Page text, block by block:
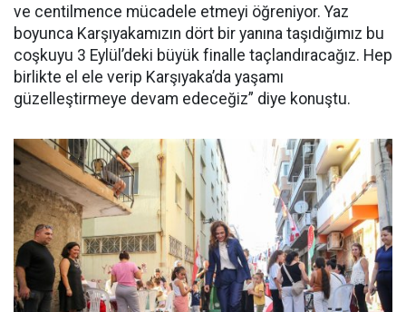
ve centilmence mücadele etmeyi öğreniyor. Yaz
boyunca Karşıyakamızın dört bir yanına taşıdığımız bu
coşkuyu 3 Eylül’deki büyük finalle taçlandıracağız. Hep
birlikte el ele verip Karşıyaka’da yaşamı
güzelleştirmeye devam edeceğiz” diye konuştu.